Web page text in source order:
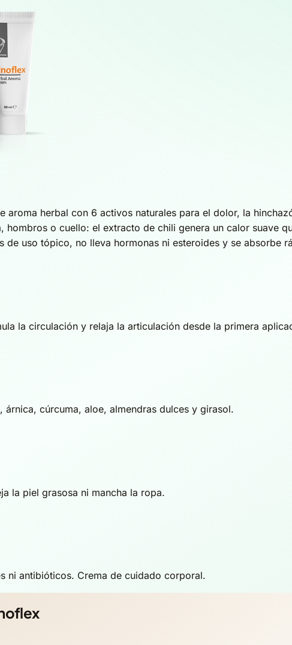
aroma herbal con 6 activos naturales para el dolor, la
hombros o cuello: el extracto de chili genera un calor suave
de uso tópico, no lleva hormonas ni esteroides y se absorbe
la circulación y relaja la articulación desde la primera
árnica, cúrcuma, aloe, almendras dulces y girasol.
la piel grasosa ni mancha la ropa.
ni antibióticos. Crema de cuidado corporal.